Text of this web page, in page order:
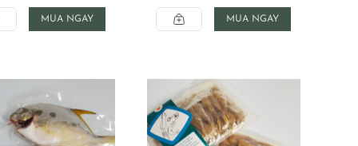
MUA NGAY MUA NGAY